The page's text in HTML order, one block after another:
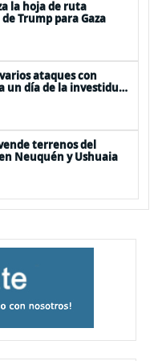
la hoja de ruta
Trump para Gaza
ataques con
un día de la investidura
policía muerto
terrenos del
Neuquén y Ushuaia